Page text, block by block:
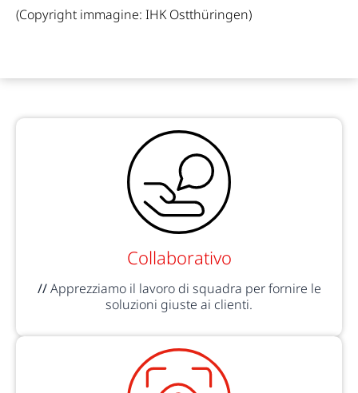
(Copyright immagine: IHK Ostthüringen)
Collaborativo
//Apprezziamo il lavoro di squadra per fornire le
soluzioni giuste ai clienti.